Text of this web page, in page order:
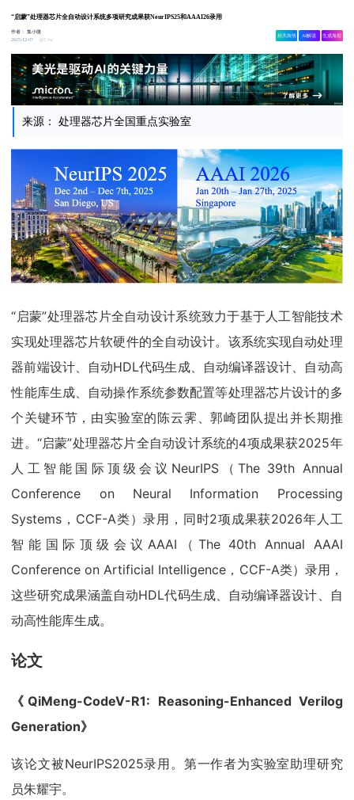
“启蒙”处理器芯片全自动设计系统多项研究成果获NeurIPS25和AAAI26录用
作者：集小微
2025-12-07
7.1w
相关舆情 AI解读 生成海报
来源： 处理器芯片全国重点实验室
“启蒙”处理器芯片全自动设计系统致力于基于人工智能技术
实现处理器芯片软硬件的全自动设计。该系统实现自动处理
器前端设计、自动HDL代码生成、自动编译器设计、自动高
性能库生成、自动操作系统参数配置等处理器芯片设计的多
个关键环节，由实验室的陈云霁、郭崎团队提出并长期推
进。“启蒙”处理器芯片全自动设计系统的4项成果获2025年
人工智能国际顶级会议NeurIPS（The 39th Annual
Conference on Neural Information Processing
Systems，CCF-A类）录用，同时2项成果获2026年人工
智能国际顶级会议AAAI（The 40th Annual AAAI
Conference on Artificial Intelligence，CCF-A类）录用，
这些研究成果涵盖自动HDL代码生成、自动编译器设计、自
动高性能库生成。
论文
《QiMeng-CodeV-R1: Reasoning-Enhanced Verilog
Generation》
该论文被NeurIPS2025录用。第一作者为实验室助理研究
员朱耀宇。